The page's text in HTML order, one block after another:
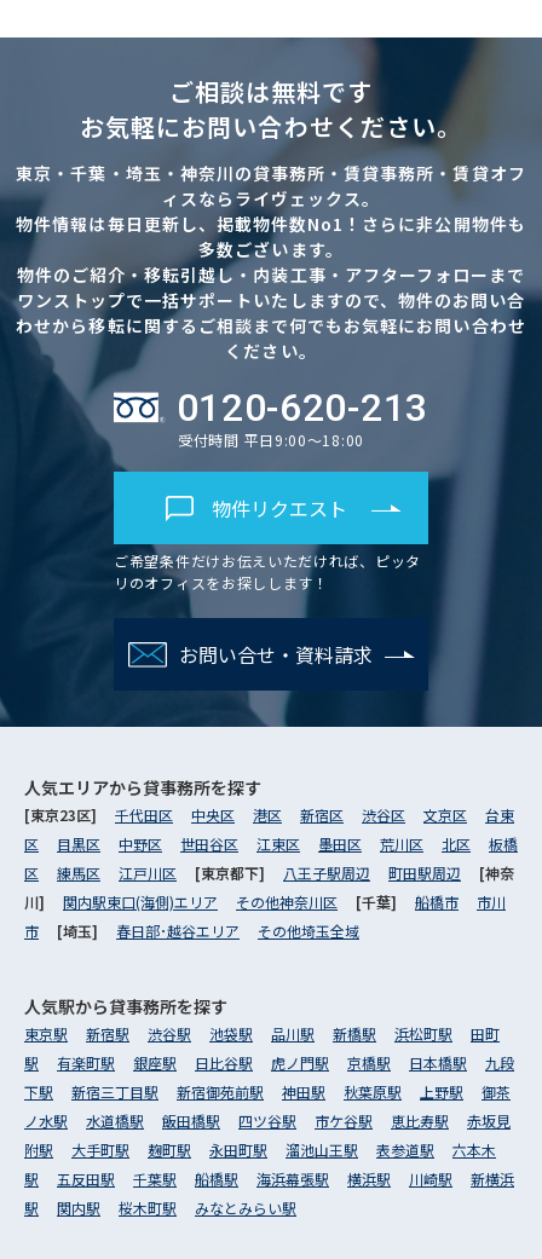
ご相談は無料です
お気軽にお問い合わせください。
東京・千葉・埼玉・神奈川の貸事務所・賃貸事務所・賃貸オフ
ィスならライヴェックス。
物件情報は毎日更新し、掲載物件数No1！さらに非公開物件も
多数ございます。
物件のご紹介・移転引越し・内装工事・アフターフォローまで
ワンストップで一括サポートいたしますので、物件のお問い合
わせから移転に関するご相談まで何でもお気軽にお問い合わせ
ください。
0120-620-213
受付時間 平日9:00～18:00
物件リクエスト
ご希望条件だけお伝えいただければ、ピッタ
リのオフィスをお探しします！
お問い合せ・資料請求
人気エリアから貸事務所を探す
[東京23区] 千代田区 中央区 港区 新宿区 渋谷区 文京区
台東
区
目黒区 中野区 世田谷区 江東区 墨田区 荒川区 北区
板橋
区
練馬区 江戸川区 [東京都下] 八王子駅周辺 町田駅周辺
[神奈
川] 関内駅東口(海側)エリア その他神奈川区 [千葉] 船橋市
市川
市
[埼玉] 春日部･越谷エリア その他埼玉全域
人気駅から貸事務所を探す
東京駅 新宿駅 渋谷駅 池袋駅 品川駅 新橋駅 浜松町駅
田町
駅
有楽町駅 銀座駅 日比谷駅 虎ノ門駅 京橋駅 日本橋駅
九段
下駅
新宿三丁目駅 新宿御苑前駅 神田駅 秋葉原駅 上野駅
御茶
ノ水駅
水道橋駅 飯田橋駅 四ツ谷駅 市ケ谷駅 恵比寿駅
赤坂見
附駅
大手町駅 麹町駅 永田町駅 溜池山王駅 表参道駅
六本木
駅
五反田駅 千葉駅 船橋駅 海浜幕張駅 横浜駅 川崎駅
新横浜
駅
関内駅 桜木町駅 みなとみらい駅